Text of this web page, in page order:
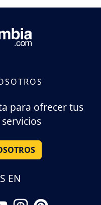
para ofrecer tus
EN